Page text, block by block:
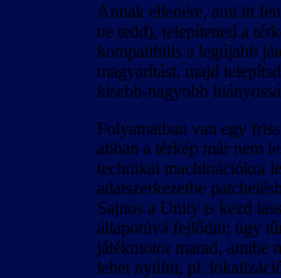
Annak ellenére, ami itt
ne tedd), telepítetted a
kompatibilis a legújabb
magyarítást, majd
kisebb-nagyobb
Folyamatban van egy
abban a térkép már nem
technikai machinációkra
adatszerkezetbe
Sajnos a Unity is kezd
állapotúvá fejlődni; úgy
játékmotor marad, amibe
lehet nyúlni, pl.